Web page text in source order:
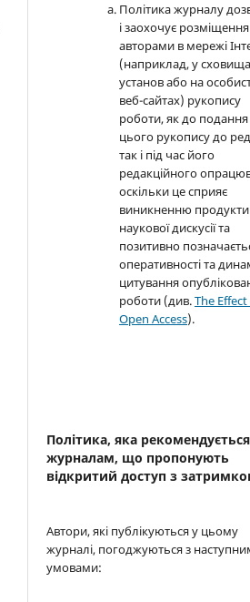
Політика журналу
і заохочує розміщення
авторами в мережі
(наприклад, у
установ або на
веб-сайтах) рукопису
роботи, як до подання
цього рукопису до
так і під час його
редакційного
оскільки це сприяє
виникненню
наукової дискусії та
позитивно
оперативності та
цитування
роботи (див.The
Open Access).
Політика, яка рекомендується
журналам, що пропонують
відкритий доступ з
Автори, які публікуються у цьому
журналі, погоджуються з
умовами: